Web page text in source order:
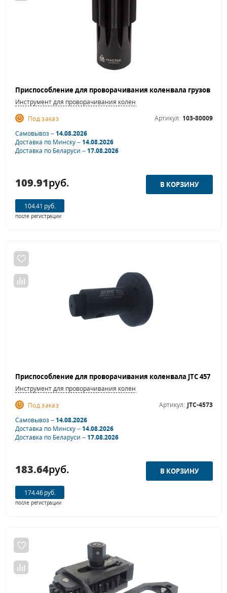
Инструмент для проворачивания коленвала
Под заказ
Артикул: 103-80009
Самовывоз –14.08.2026
Доставка по Минску –14.08.2026
Доставка по Беларуси –17.08.2026
109.91руб.
104.41 руб.
после регистрации
Инструмент для проворачивания коленвала
Под заказ
Артикул: JTC-4573
Самовывоз –14.08.2026
Доставка по Минску –14.08.2026
Доставка по Беларуси –17.08.2026
183.64руб.
174.46 руб.
после регистрации